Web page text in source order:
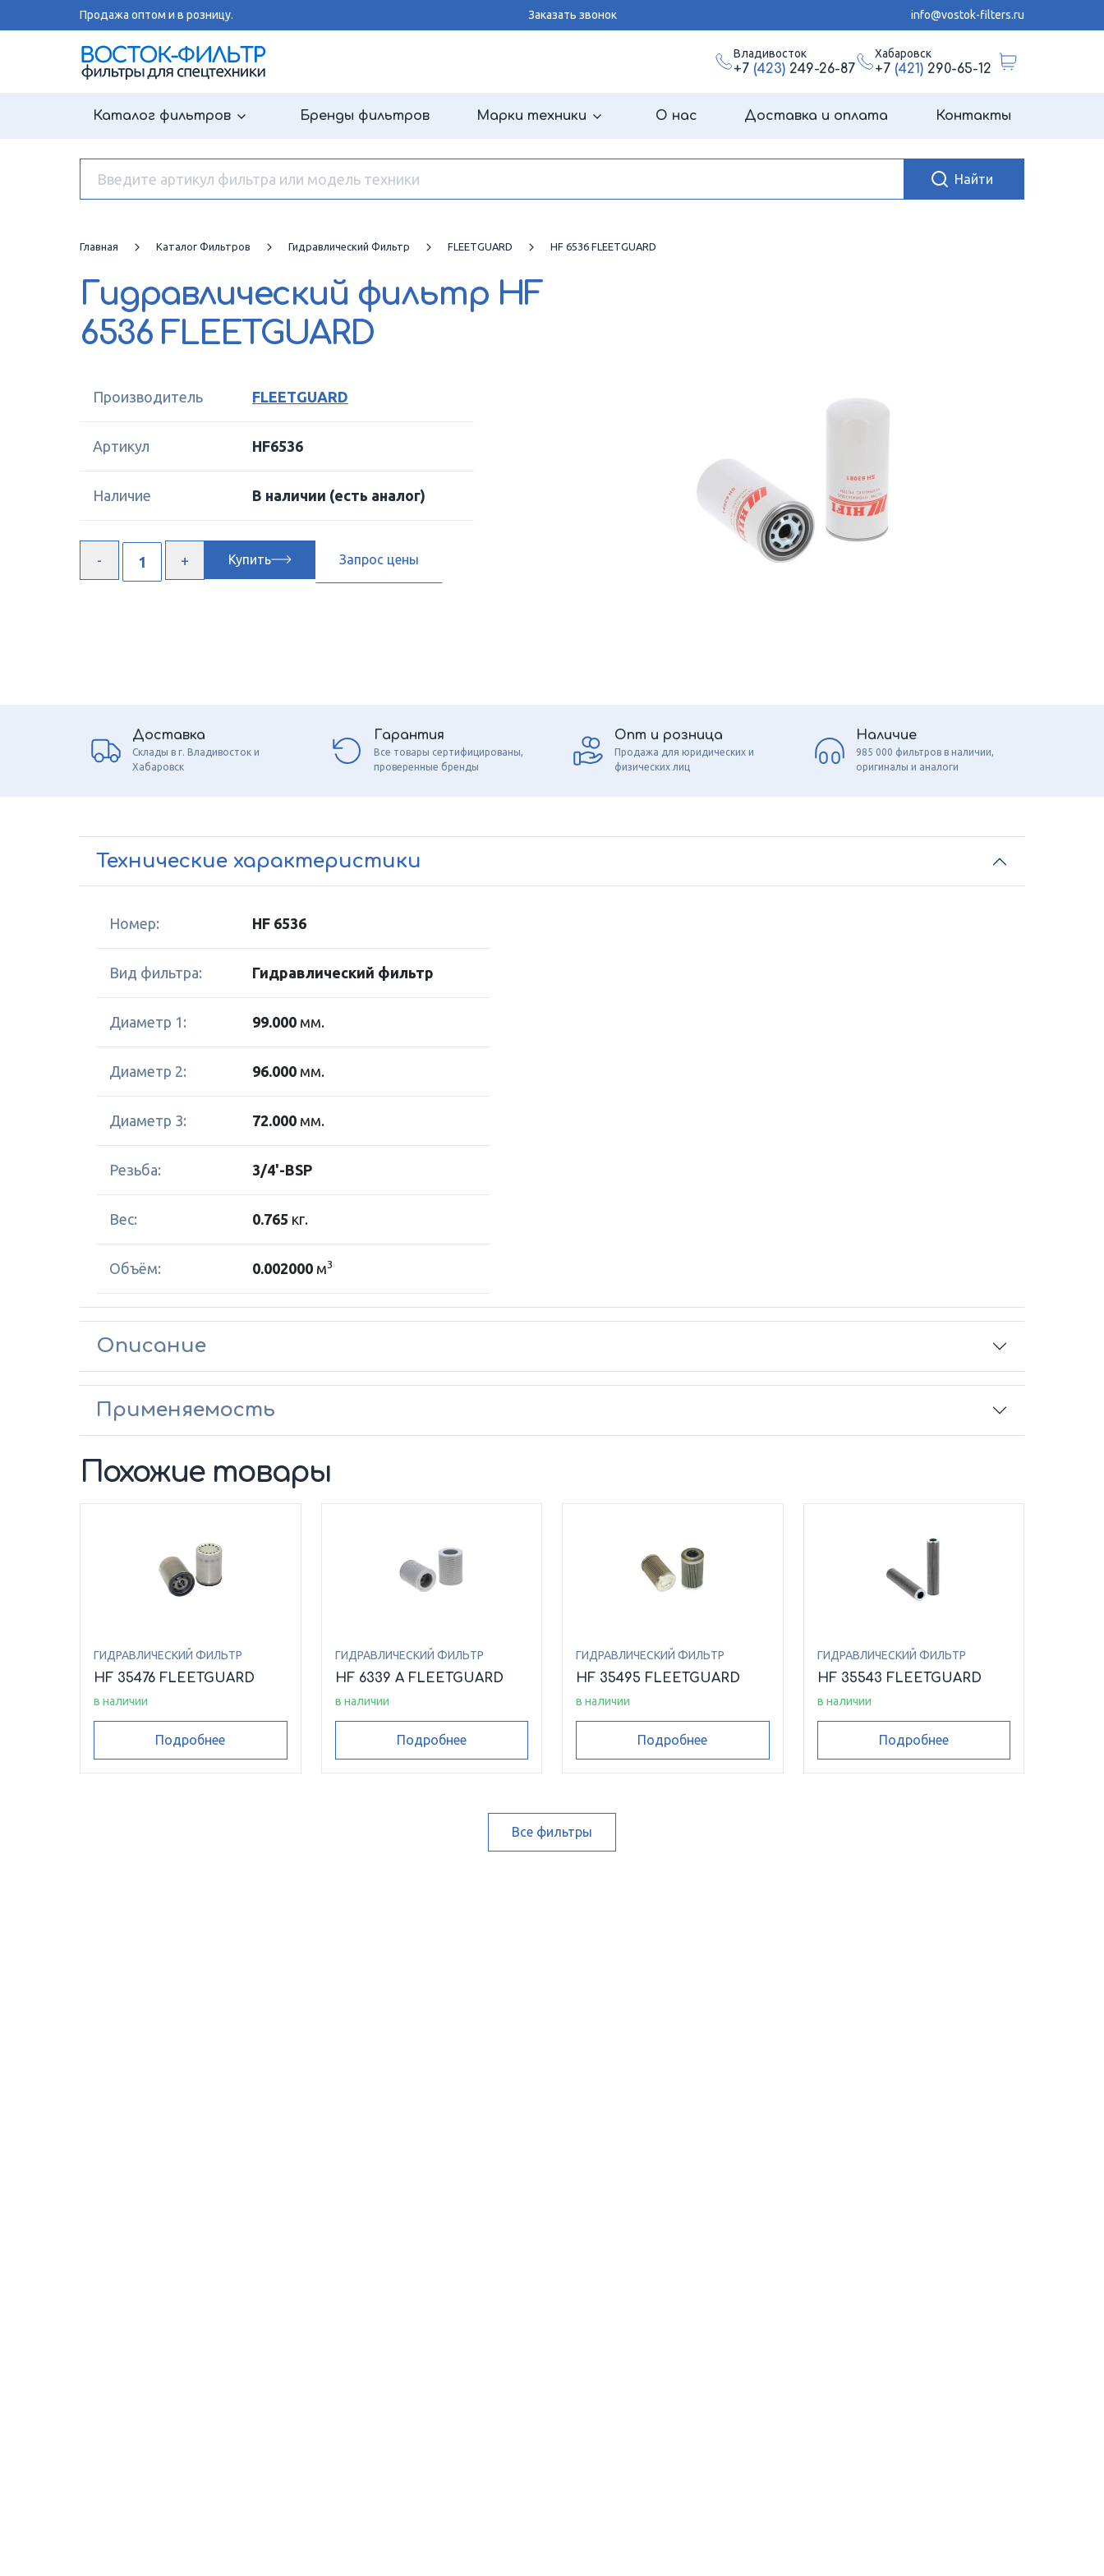
Продажа оптом и в розницу. Заказать звонок info@vostok-filters.ru
Владивосток
+7 (423)249-26-87
Хабаровск
+7 (421)290-65-12
Каталог фильтров Бренды фильтров Марки техники О нас Доставка и оплата Контакты
Главная Каталог Фильтров Гидравлический Фильтр FLEETGUARD HF 6536 FLEETGUARD
Гидравлический фильтр HF
6536 FLEETGUARD
Производитель FLEETGUARD
Артикул HF6536
Наличие В наличии (есть аналог)
Купить Запрос цены
Доставка
Склады в г. Владивосток и
Хабаровск
Гарантия
Все товары сертифицированы,
проверенные бренды
Опт и розница
Продажа для юридических и
физических лиц
Наличие
985 000 фильтров в наличии,
оригиналы и аналоги
Технические характеристики
Номер: HF 6536
Вид фильтра: Гидравлический фильтр
Диаметр 1: 99.000 мм.
Диаметр 2: 96.000 мм.
Диаметр 3: 72.000 мм.
Резьба: 3/4'-BSP
Вес: 0.765 кг.
Объём: 0.002000 м3
Описание
Применяемость
Похожие товары
ГИДРАВЛИЧЕСКИЙ ФИЛЬТР
HF 35476 FLEETGUARD
в наличии
Подробнее
ГИДРАВЛИЧЕСКИЙ ФИЛЬТР
HF 6339 A FLEETGUARD
в наличии
Подробнее
ГИДРАВЛИЧЕСКИЙ ФИЛЬТР
HF 35495 FLEETGUARD
в наличии
Подробнее
ГИДРАВЛИЧЕСКИЙ ФИЛЬТР
HF 35543 FLEETGUARD
в наличии
Подробнее
Все фильтры